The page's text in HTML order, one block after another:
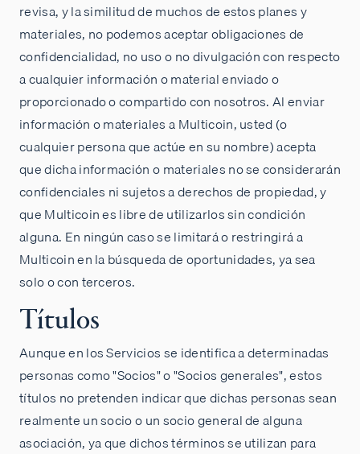
revisa, y la similitud de muchos de estos planes y
materiales, no podemos aceptar obligaciones de
confidencialidad, no uso o no divulgación con respecto
a cualquier información o material enviado o
proporcionado o compartido con nosotros. Al enviar
información o materiales a Multicoin, usted (o
cualquier persona que actúe en su nombre) acepta
que dicha información o materiales no se considerarán
confidenciales ni sujetos a derechos de propiedad, y
que Multicoin es libre de utilizarlos sin condición
alguna. En ningún caso se limitará o restringirá a
Multicoin en la búsqueda de oportunidades, ya sea
solo o con terceros.
Títulos
Aunque en los Servicios se identifica a determinadas
personas como "Socios" o "Socios generales", estos
títulos no pretenden indicar que dichas personas sean
realmente un socio o un socio general de alguna
asociación, ya que dichos términos se utilizan para